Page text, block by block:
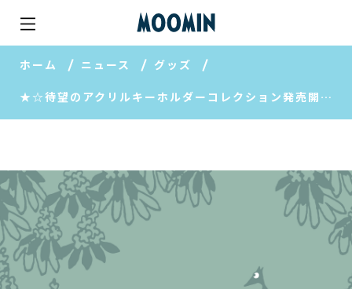
ホーム ニュース グッズ
★☆待望のアクリルキーホルダーコレクション発売開始☆★他文具新商品